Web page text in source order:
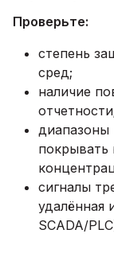
Проверьте:
степень
сред;
наличие
сигналы
удалённая
SCADA/